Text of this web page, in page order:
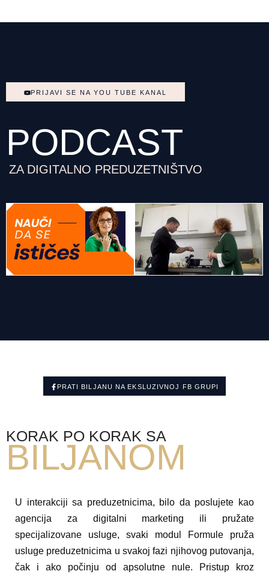
PRIJAVI SE NA YOU TUBE KANAL
PODCAST
ZA DIGITALNO PREDUZETNIŠTVO
PRATI BILJANU NA EKSLUZIVNOJ FB GRUPI
KORAK PO KORAK SA
BILJANOM
U interakciji sa preduzetnicima, bilo da poslujete kao
agencija za digitalni marketing ili pružate
specijalizovane usluge, svaki modul Formule pruža
usluge preduzetnicima u svakoj fazi njihovog putovanja,
čak i ako počinju od apsolutne nule. Pristup kroz